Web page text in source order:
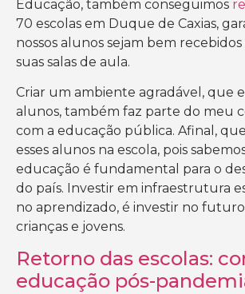
Educação, também conseguimos
70 escolas em Duque de Caxias,
nossos alunos sejam bem
suas salas de aula.
Criar um ambiente agradável, que
alunos, também faz parte do meu
com a educação pública. Afinal,
esses alunos na escola, pois
educação é fundamental para o
do país. Investir em infraestrutura
no aprendizado, é investir no futuro
crianças e jovens.
Retorno das escolas:
educação pós-